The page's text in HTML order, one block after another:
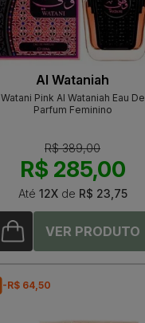
Al Wataniah
Watani Pink Al Wataniah Eau De
Parfum Feminino
R$ 389,00
R$ 285,00
Até 12Xde R$ 23,75
-R$ 64,50